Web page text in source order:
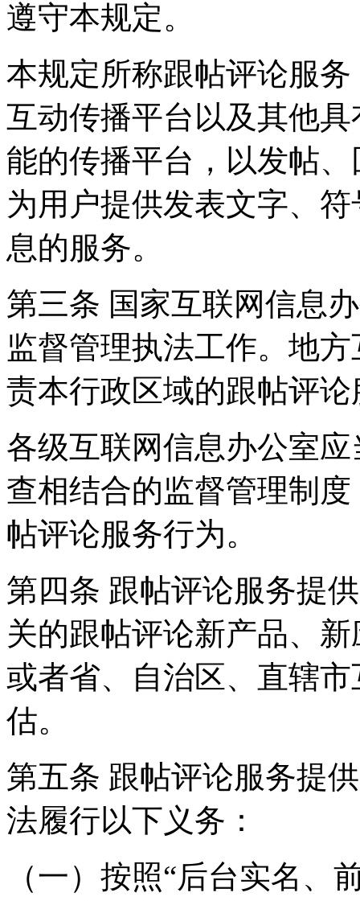
遵守本规定。
本规定所称跟帖评论服
互动传播平台以及其他
能的传播平台，以发帖
为用户提供发表文字、
息的服务。
第三条 国家互联网信息
监督管理执法工作。地
责本行政区域的跟帖评
各级互联网信息办公室
查相结合的监督管理制
帖评论服务行为。
第四条 跟帖评论服务提
关的跟帖评论新产品、
或者省、自治区、直辖
估。
第五条 跟帖评论服务提
法履行以下义务：
（一）按照“后台实名、